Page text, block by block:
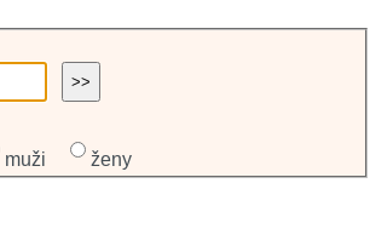
muži ženy